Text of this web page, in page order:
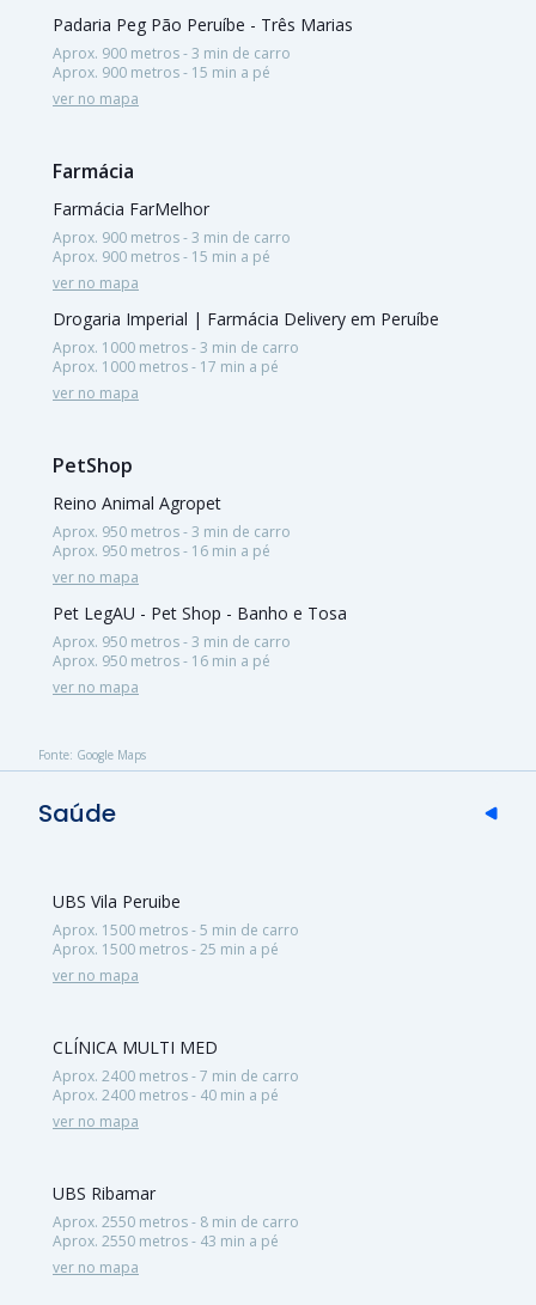
Padaria Peg Pão Peruíbe - Três Marias
Aprox. 900 metros - 3 min de carro
Aprox. 900 metros - 15 min a pé
ver no mapa
Farmácia
Farmácia FarMelhor
Aprox. 900 metros - 3 min de carro
Aprox. 900 metros - 15 min a pé
ver no mapa
Drogaria Imperial | Farmácia Delivery em Peruíbe
Aprox. 1000 metros - 3 min de carro
Aprox. 1000 metros - 17 min a pé
ver no mapa
PetShop
Reino Animal Agropet
Aprox. 950 metros - 3 min de carro
Aprox. 950 metros - 16 min a pé
ver no mapa
Pet LegAU - Pet Shop - Banho e Tosa
Aprox. 950 metros - 3 min de carro
Aprox. 950 metros - 16 min a pé
ver no mapa
Fonte: Google Maps
Saúde
UBS Vila Peruibe
Aprox. 1500 metros - 5 min de carro
Aprox. 1500 metros - 25 min a pé
ver no mapa
CLÍNICA MULTI MED
Aprox. 2400 metros - 7 min de carro
Aprox. 2400 metros - 40 min a pé
ver no mapa
UBS Ribamar
Aprox. 2550 metros - 8 min de carro
Aprox. 2550 metros - 43 min a pé
ver no mapa